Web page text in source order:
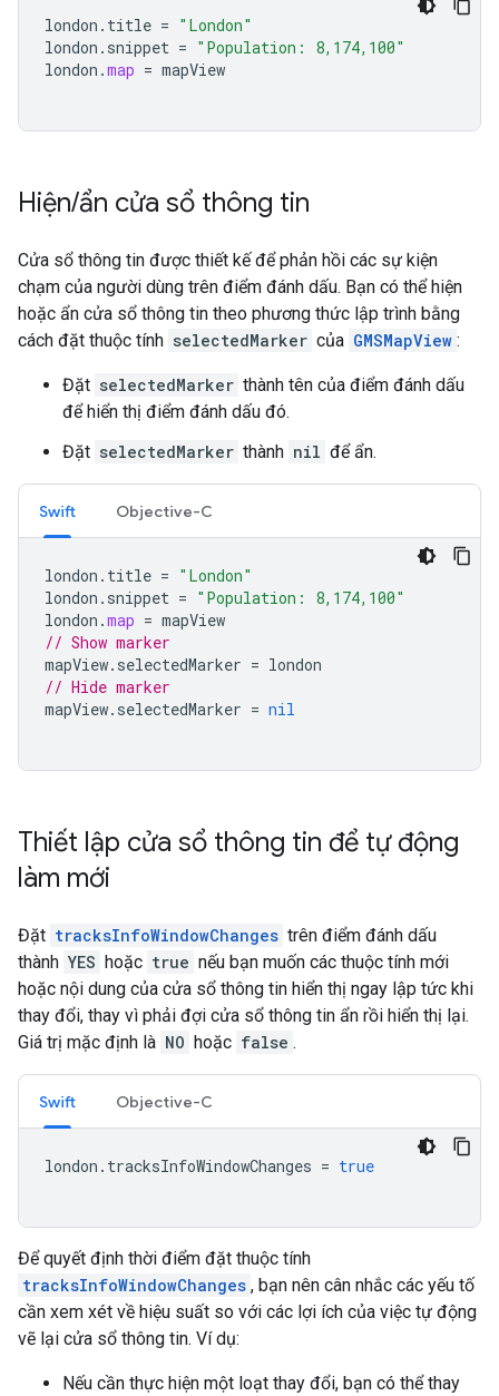
london . title = "London"
london . snippet = "Population: 8,174,100"
london .map = mapView
Hiện/ẩn cửa sổ thông tin
Cửa sổ thông tin được thiết kế để phản hồi các sự kiện
chạm của người dùng trên điểm đánh dấu. Bạn có thể hiện
hoặc ẩn cửa sổ thông tin theo phương thức lập trình bằng
cách đặt thuộc tính selectedMarker của GMSMapView :
Đặt selectedMarker thành tên của điểm đánh dấu
để hiển thị điểm đánh dấu đó.
Đặt selectedMarker thành nil để ẩn.
Swift Objective-C
london . title = "London"
london . snippet = "Population: 8,174,100"
london .map = mapView
// Show marker
mapView. selectedMarker = london
// Hide marker
mapView. selectedMarker = nil
Thiết lập cửa sổ thông tin để tự động
làm mới
Đặt tracksInfoWindowChanges trên điểm đánh dấu
thành YES hoặc true nếu bạn muốn các thuộc tính mới
hoặc nội dung của cửa sổ thông tin hiển thị ngay lập tức khi
thay đổi, thay vì phải đợi cửa sổ thông tin ẩn rồi hiển thị lại.
Giá trị mặc định là NO hoặc false .
Swift Objective-C
london . tracksInfoWindowChanges = true
Để quyết định thời điểm đặt thuộc tính
tracksInfoWindowChanges , bạn nên cân nhắc các yếu tố
cần xem xét về hiệu suất so với các lợi ích của việc tự động
vẽ lại cửa sổ thông tin. Ví dụ:
Nếu cần thực hiện một loạt thay đổi, bạn có thể thay